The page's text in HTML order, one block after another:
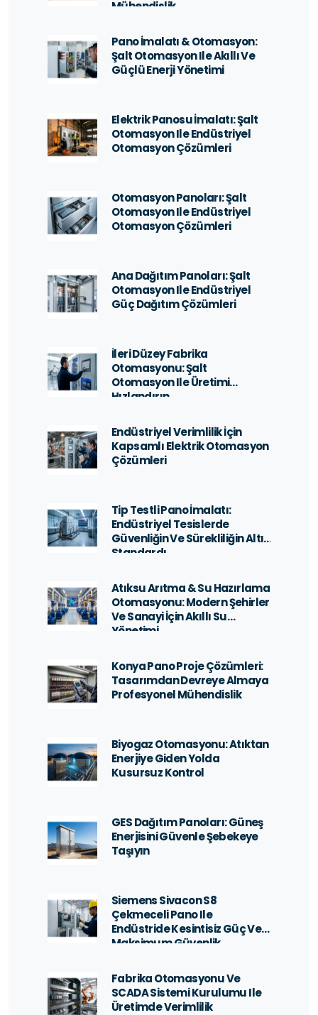
Mühendislik
Pano İmalatı & Otomasyon:
Şalt Otomasyon Ile Akıllı Ve
Güçlü Enerji Yönetimi
Elektrik Panosu İmalatı: Şalt
Otomasyon Ile Endüstriyel
Otomasyon Çözümleri
Otomasyon Panoları: Şalt
Otomasyon Ile Endüstriyel
Otomasyon Çözümleri
Ana Dağıtım Panoları: Şalt
Otomasyon Ile Endüstriyel
Güç Dağıtım Çözümleri
İleri Düzey Fabrika
Otomasyonu: Şalt
Otomasyon Ile Üretimi
Hızlandırın
Endüstriyel Verimlilik İçin
Kapsamlı Elektrik Otomasyon
Çözümleri
Tip Testli Pano İmalatı:
Endüstriyel Tesislerde
Güvenliğin Ve Sürekliliğin Altın
Standardı
Atıksu Arıtma & Su Hazırlama
Otomasyonu: Modern Şehirler
Ve Sanayi İçin Akıllı Su
Yönetimi
Konya Pano Proje Çözümleri:
Tasarımdan Devreye Almaya
Profesyonel Mühendislik
Biyogaz Otomasyonu: Atıktan
Enerjiye Giden Yolda
Kusursuz Kontrol
GES Dağıtım Panoları: Güneş
Enerjisini Güvenle Şebekeye
Taşıyın
Siemens Sivacon S8
Çekmeceli Pano Ile
Endüstride Kesintisiz Güç Ve
Maksimum Güvenlik
Fabrika Otomasyonu Ve
SCADA Sistemi Kurulumu Ile
Üretimde Verimlilik